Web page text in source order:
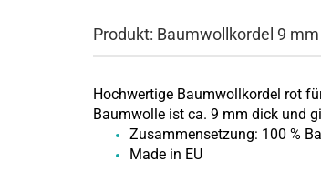
Produkt: Baumwollkordel 9
Hochwertige Baumwollkordel rot
Baumwolle ist ca. 9 mm dick und
Zusammensetzung: 100 %
Made in EU